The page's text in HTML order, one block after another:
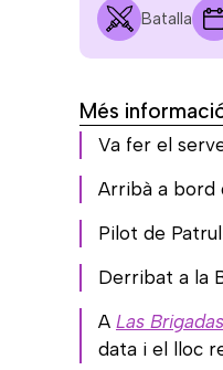
Batalla
Més
Va fer el
Arribà a bord
Pilot de
Derribat a la
A Las
data i el lloc